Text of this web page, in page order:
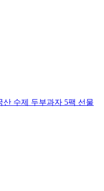
수제 두부과자 5팩 선물